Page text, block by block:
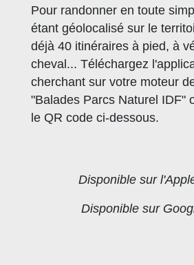
Pour randonner en toute
étant géolocalisé sur le
déjà 40 itinéraires à pied, à
cheval... Téléchargez
cherchant sur votre moteur
"Balades Parcs Naturel IDF"
le QR code ci-dessous.
Disponible sur
Disponible sur